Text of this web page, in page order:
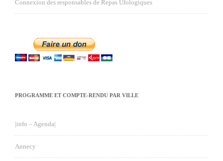
Connexion des responsables de Repas Ufologiques
PROGRAMME ET COMPTE-RENDU PAR VILLE
|info – Agenda|
Annecy